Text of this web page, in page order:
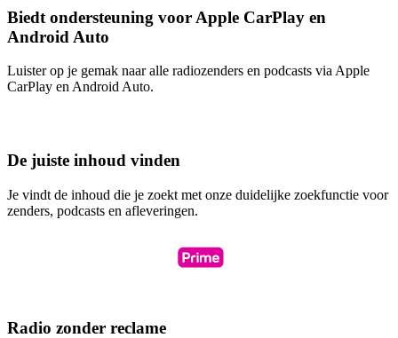
Biedt ondersteuning voor Apple CarPlay en
Android Auto
Luister op je gemak naar alle radiozenders en podcasts via Apple
CarPlay en Android Auto.
De juiste inhoud vinden
Je vindt de inhoud die je zoekt met onze duidelijke zoekfunctie voor
zenders, podcasts en afleveringen.
Radio zonder reclame